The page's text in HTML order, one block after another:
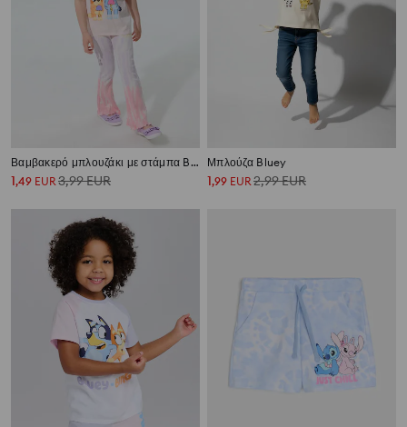
Βαμβακερό μπλουζάκι με στάμπα Bluey
1,49 EUR3,99EUR
Μπλούζα Bluey
1,99 EUR2,99EUR